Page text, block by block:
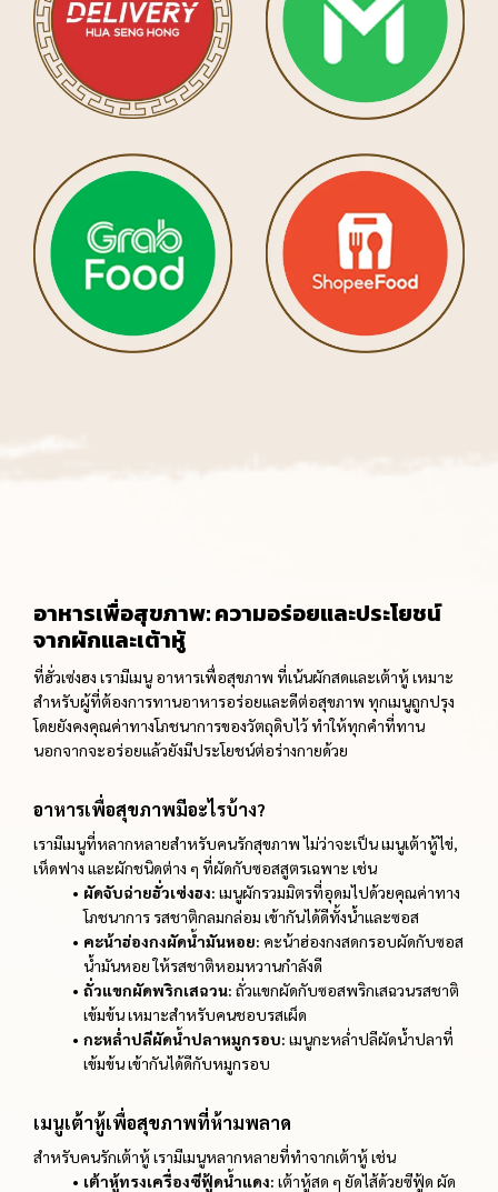
อาหารเพื่อสุขภาพ: ความอร่อยและประโยชน์
จากผักและเต้าหู้
ที่ฮั่วเซ่งฮง เรามีเมนู อาหารเพื่อสุขภาพ ที่เน้นผักสดและเต้าหู้ เหมาะ
สำหรับผู้ที่ต้องการทานอาหารอร่อยและดีต่อสุขภาพ ทุกเมนูถูกปรุง
โดยยังคงคุณค่าทางโภชนาการของวัตถุดิบไว้ ทำให้ทุกคำที่ทาน
นอกจากจะอร่อยแล้วยังมีประโยชน์ต่อร่างกายด้วย
อาหารเพื่อสุขภาพมีอะไรบ้าง?
เรามีเมนูที่หลากหลายสำหรับคนรักสุขภาพ ไม่ว่าจะเป็น เมนูเต้าหู้ไข่,
เห็ดฟาง และผักชนิดต่าง ๆ ที่ผัดกับซอสสูตรเฉพาะ เช่น
ผัดจับฉ่ายฮั่วเซ่งฮง: เมนูผักรวมมิตรที่อุดมไปด้วยคุณค่าทาง
โภชนาการ รสชาติกลมกล่อม เข้ากันได้ดีทั้งน้ำและซอส
คะน้าฮ่องกงผัดน้ำมันหอย: คะน้าฮ่องกงสดกรอบผัดกับซอส
น้ำมันหอย ให้รสชาติหอมหวานกำลังดี
ถั่วแขกผัดพริกเสฉวน: ถั่วแขกผัดกับซอสพริกเสฉวนรสชาติ
เข้มข้น เหมาะสำหรับคนชอบรสเผ็ด
กะหล่ำปลีผัดน้ำปลาหมูกรอบ: เมนูกะหล่ำปลีผัดน้ำปลาที่
เข้มข้น เข้ากันได้ดีกับหมูกรอบ
เมนูเต้าหู้เพื่อสุขภาพที่ห้ามพลาด
สำหรับคนรักเต้าหู้ เรามีเมนูหลากหลายที่ทำจากเต้าหู้ เช่น
เต้าหู้ทรงเครื่องซีฟู้ดน้ำแดง: เต้าหู้สด ๆ ยัดไส้ด้วยซีฟู้ด ผัด